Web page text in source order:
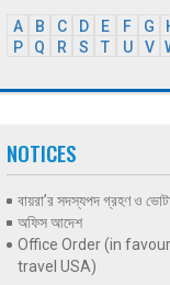
A B C D E F G
P
Q R S T U V
NOTICES
বায়রা’র সদস্যপদ গ্রহণ ও
অফিস আদেশ
Office Order (in
travel USA)